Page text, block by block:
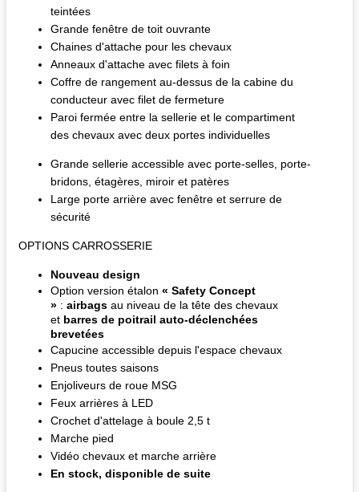
teintées
Grande fenêtre de toit ouvrante
Chaines d'attache pour les chevaux
Anneaux d'attache avec filets à foin
Coffre de rangement au-dessus de la cabine du
conducteur avec filet de fermeture
Paroi fermée entre la sellerie et le compartiment
des chevaux avec deux portes individuelles
Grande sellerie accessible avec porte-selles, porte-
bridons, étagères, miroir et patères
Large porte arrière avec fenêtre et serrure de
sécurité
OPTIONS CARROSSERIE
Nouveau design
Option version étalon « Safety Concept
» : airbags au niveau de la tête des chevaux
et barres de poitrail auto-déclenchées
brevetées
Capucine accessible depuis l'espace chevaux
Pneus toutes saisons
Enjoliveurs de roue MSG
Feux arrières à LED
Crochet d'attelage à boule 2,5 t
Marche pied
Vidéo chevaux et marche arrière
En stock, disponible de suite